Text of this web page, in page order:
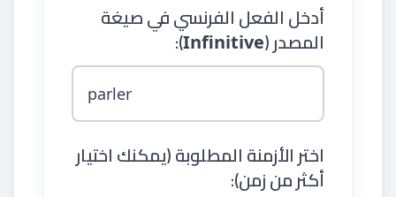
أدخل الفعل الفرنسي في صيغة
المصدر (Infinitive
):
اختر الأزمنة المطلوبة (يمكنك اختيار
أكثر من زمن):